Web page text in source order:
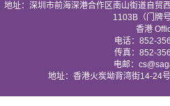
地址：深圳市前海深港合作区南山街道自贸
1103B（门牌
香港
电话：852-
传真：852-
电邮：
地址：香港火炭坳背湾街14-24